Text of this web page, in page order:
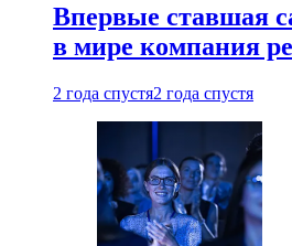
Впервые ставшая
в мире компания
2 года спустя2 года спустя